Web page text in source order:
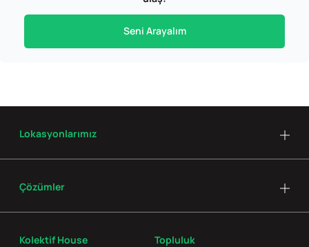
Seni Arayalım
Kolektif House Topluluk
Lokasyonlarımız
Çözümler